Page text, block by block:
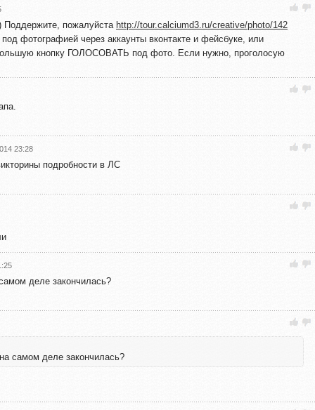
Поддержите, пожалуйста http://tour.calciumd3.ru/creative/photo/142
фотографией через аккаунты вконтакте и фейсбуке, или
кнопку ГОЛОСОВАТЬ под фото. Если нужно, проголосую
23:28
подробности в ЛС
деле закончилась?
самом деле закончилась?